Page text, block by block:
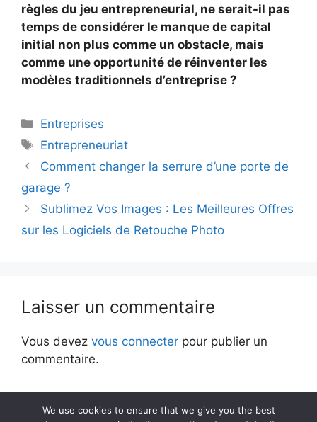
règles du jeu entrepreneurial, ne serait-il pas
temps de considérer le manque de capital
initial non plus comme un obstacle, mais
comme une opportunité de réinventer les
modèles traditionnels d’entreprise ?
Catégories
Entreprises
Étiquettes
Entrepreneuriat
Comment changer la serrure d’une porte de
garage ?
Sublimez Vos Images : Les Meilleures Offres
sur les Logiciels de Retouche Photo
Laisser un commentaire
Vous devez vous connecter pour publier un
commentaire.
We use cookies to ensure that we give you the best